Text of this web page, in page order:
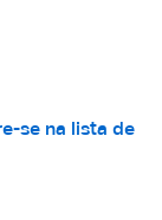
se na lista de